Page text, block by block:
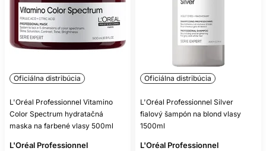
Oficiálna distribúcia
L'Oréal Professionnel Vitamino
Color Spectrum hydratačná
maska na farbené vlasy 500ml
L'Oréal Professionnel
Oficiálna distribúcia
L'Oréal Professionnel Silver
fialový šampón na blond vlasy
1500ml
L'Oréal Professionnel